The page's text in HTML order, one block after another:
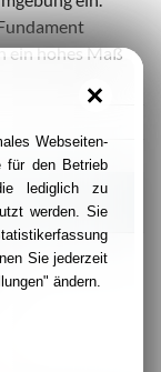
ein hohes Maß
Webseiten-
für den Betrieb
lediglich zu
werden. Sie
Sie jederzeit
ändern.